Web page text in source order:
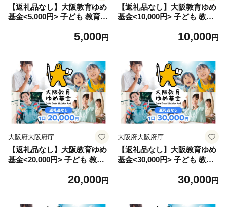
【返礼品なし】大阪教育ゆめ
基金<5,000円> 子ども 教育
5,000円
【返礼品なし】大阪教育ゆめ
基金<10,000円> 子ども 教育
10,000円
大阪府大阪府庁
【返礼品なし】大阪教育ゆめ
基金<20,000円> 子ども 教育
20,000円
大阪府大阪府庁
【返礼品なし】大阪教育ゆめ
基金<30,000円> 子ども 教育
30,000円